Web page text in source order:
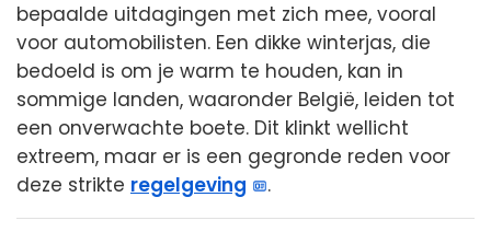
bepaalde uitdagingen met zich mee, vooral
voor automobilisten. Een dikke winterjas, die
bedoeld is om je warm te houden, kan in
sommige landen, waaronder België, leiden tot
een onverwachte boete. Dit klinkt wellicht
extreem, maar er is een gegronde reden voor
deze strikte regelgeving .